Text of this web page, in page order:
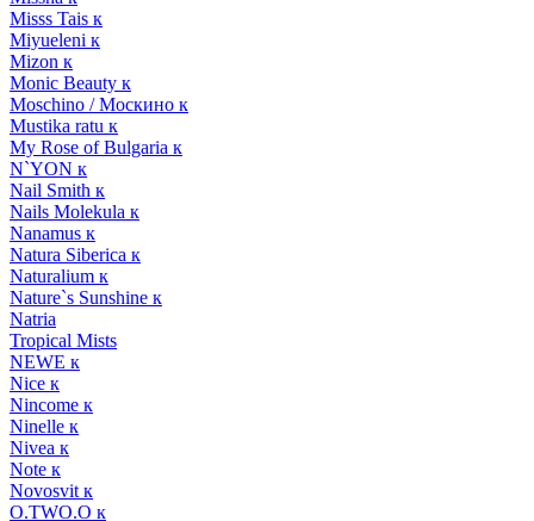
Misss Tais к
Miyueleni к
Mizon к
Monic Beauty к
Moschino / Москино к
Mustika ratu к
My Rose of Bulgaria к
N`YON к
Nail Smith к
Nails Molekula к
Nanamus к
Natura Siberica к
Naturalium к
Nature`s Sunshine к
Natria
Tropical Mists
NEWE к
Nice к
Nincome к
Ninelle к
Nivea к
Note к
Novosvit к
O.TWO.O к